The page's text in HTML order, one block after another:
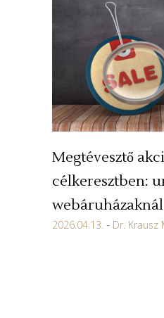
Megtévesztő
célkeresztben:
webáruházaknál
2026.04.13. Dr. Krausz